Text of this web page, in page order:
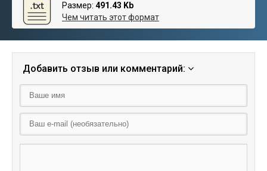
Размер: 491.43 Kb
Чем читать этот формат
Добавить отзыв или комментарий: